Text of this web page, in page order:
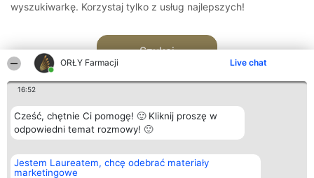
ORŁY Farmacji Live chat
16:52
Cześć, chętnie Ci pomogę! 🙂 Kliknij proszę w
odpowiedni temat rozmowy! 🙂
Jestem Laureatem, chcę odebrać materiały
marketingowe
wyszukiwarkę. Korzystaj tylko z usług najlepszych!
Szukaj
Organizator plebiscytu
Bright Side Solutions sp. z o.
o. sp. k.
Plebiscyt
Laureaci
Kontakt
Kontakt